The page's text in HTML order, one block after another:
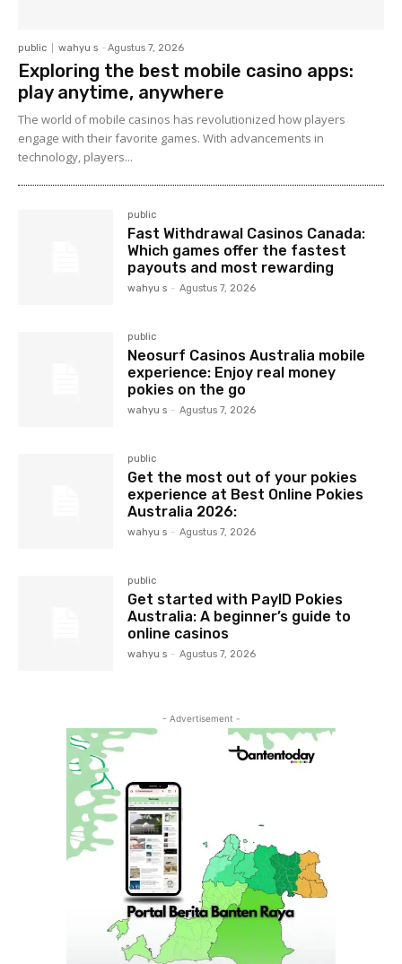
public wahyu s - Agustus 7, 2026
Exploring the best mobile casino apps:
play anytime, anywhere
The world of mobile casinos has revolutionized how players
engage with their favorite games. With advancements in
technology, players...
public
Fast Withdrawal Casinos Canada:
Which games offer the fastest
payouts and most rewarding
wahyu s - Agustus 7, 2026
public
Neosurf Casinos Australia mobile
experience: Enjoy real money
pokies on the go
wahyu s - Agustus 7, 2026
public
Get the most out of your pokies
experience at Best Online Pokies
Australia 2026:
wahyu s - Agustus 7, 2026
public
Get started with PayID Pokies
Australia: A beginner’s guide to
online casinos
wahyu s - Agustus 7, 2026
- Advertisement -